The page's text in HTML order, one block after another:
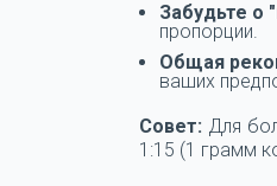
Забудьте о
пропорции.
Общая
ваших
Совет: Для
1:15 (1 грамм